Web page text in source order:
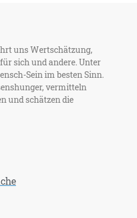
uns Wertschätzung,
sich und andere. Unter
Sein im besten Sinn.
vermitteln
und schätzen die